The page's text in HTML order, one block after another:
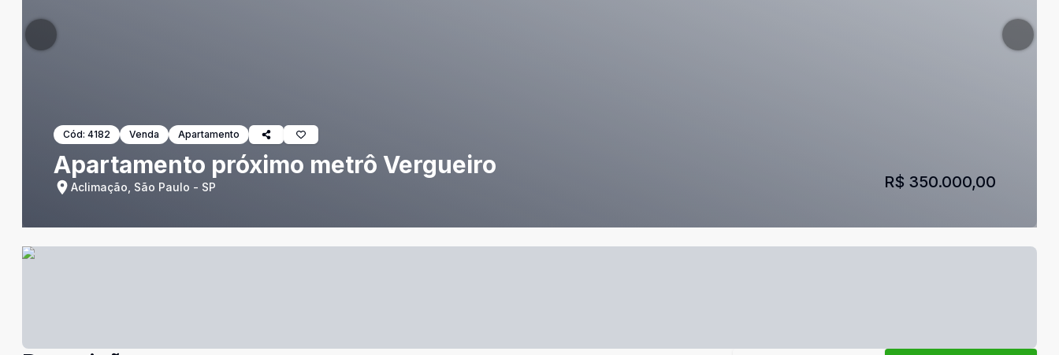
Cód: 4182 Venda Apartamento
Apartamento próximo metrô Vergueiro
Aclimação, São Paulo - SP R$ 350.000,00